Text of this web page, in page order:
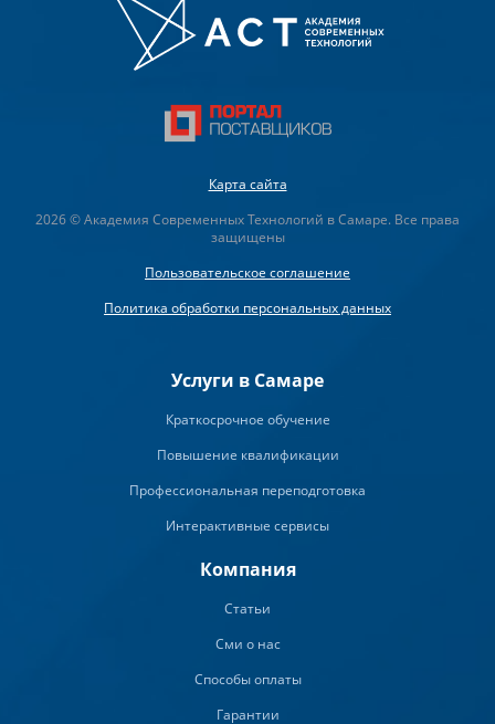
Карта сайта
2026 © Академия Современных Технологий в Самаре. Все права
защищены
Пользовательское соглашение
Политика обработки персональных данных
Услуги в Самаре
Краткосрочное обучение
Повышение квалификации
Профессиональная переподготовка
Интерактивные сервисы
Компания
Статьи
Сми о нас
Способы оплаты
Гарантии